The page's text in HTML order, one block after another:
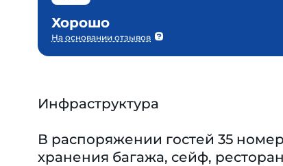
Хорошо
На основании отзывов
Инфраструктура
В распоряжении гостей 35
хранения багажа, сейф,